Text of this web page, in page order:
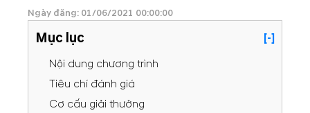
Ngày đăng: 01/06/2021 00:00:00
Mục lục
[-]
Nội dung chương trình
Tiêu chí đánh giá
Cơ cấu giải thưởng